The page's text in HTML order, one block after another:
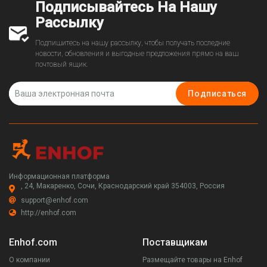
Подписывайтесь На Нашу
Рассылку
Подпишитесь на нашу рассылку, чтобы получать последние
новости, обновления и выгодные предложения прямо на ваш
почтовый ящик.
Подписаться
Информационная платформа
, 24, Макаренко, Сочи, Краснодарский край 354003, Россия
support@enhof.com
http://enhof.com
Enhof.com
О компании
Поставщикам
Размещайте товары на Enhof